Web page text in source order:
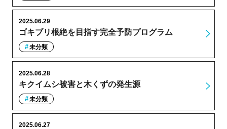
ゴキブリ根絶を目指す完全予防プログラム
2025.06.29
未分類
キクイムシ被害と木くずの発生源
2025.06.28
未分類
2025.06.27